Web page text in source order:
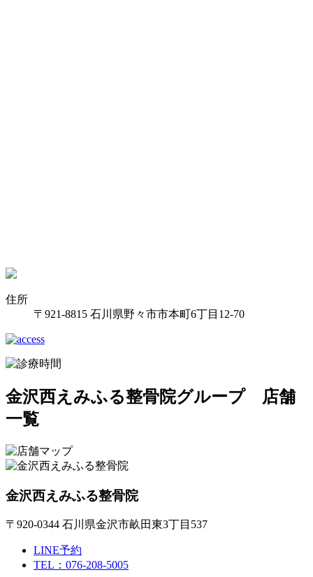
住所
〒921-8815 石川県野々市市本町6丁目12-70
金沢西えみふる整骨院グループ 店舗
一覧
金沢西えみふる整骨院
〒920-0344 石川県金沢市畝田東3丁目537
LINE予約
TEL：076-208-5005